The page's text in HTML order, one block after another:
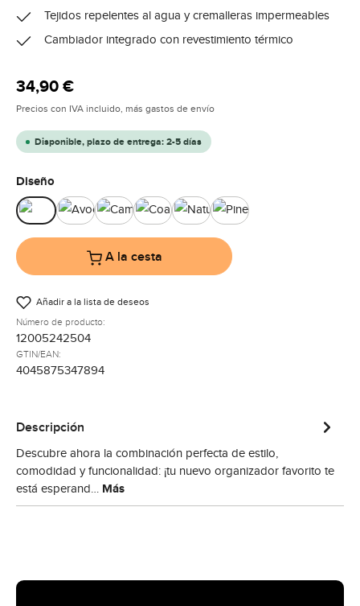
Tejidos repelentes al agua y cremalleras impermeables
Cambiador integrado con revestimiento térmico
Precio normal:
34,90 €
Precios con IVA incluido, más gastos de envío
Disponible, plazo de entrega: 2-5 días
Seleccione
Diseño
Almond Avocado Camel Coal Nature Pine
A la cesta
Añadir a la lista de deseos
Número de producto:
12005242504
GTIN/EAN:
4045875347894
Descripción
Descubre ahora la combinación perfecta de estilo,
comodidad y funcionalidad: ¡tu nuevo organizador favorito te
está esperand… Más